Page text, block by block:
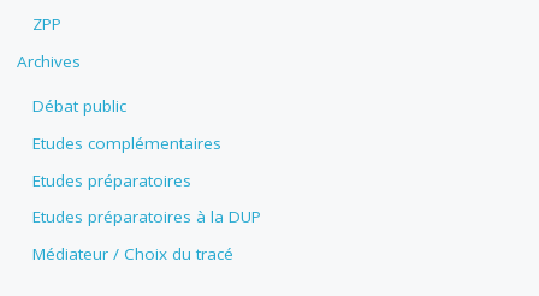
ZPP
Archives
Débat public
Etudes complémentaires
Etudes préparatoires
Etudes préparatoires à la DUP
Médiateur / Choix du tracé